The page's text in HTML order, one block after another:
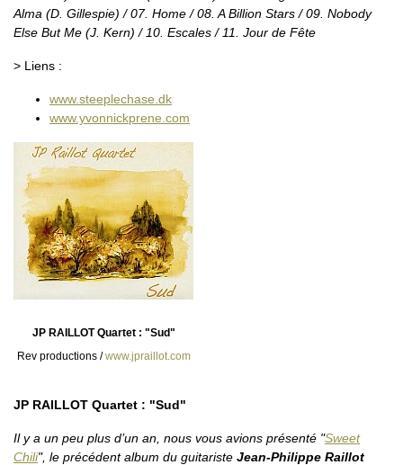
Alma (D. Gillespie) / 07. Home / 08. A Billion Stars / 09. Nobody
Else But Me (J. Kern) / 10. Escales / 11. Jour de Fête
> Liens :
www.steeplechase.dk
www.yvonnickprene.com
JP RAILLOT Quartet : "Sud"
Rev productions /www.jpraillot.com
JP RAILLOT Quartet : "Sud"
Il y a un peu plus d’un an, nous vous avions présenté "Sweet
Chili", le précédent album du guitariste Jean-Philippe Raillot